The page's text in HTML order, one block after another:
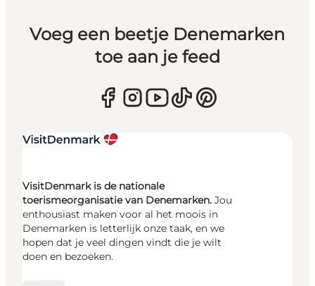
Voeg een beetje Denemarken
toe aan je feed
VisitDenmark is de nationale
toerismeorganisatie van Denemarken. Jou
enthousiast maken voor al het moois in
Denemarken is letterlijk onze taak, en we
hopen dat je veel dingen vindt die je wilt
doen en bezoeken.